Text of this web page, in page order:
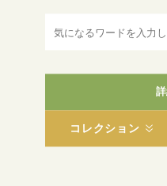
コレクション